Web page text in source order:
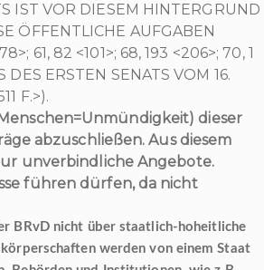
IST VOR DIESEM HINTERGRUND
ÖFFENTLICHE AUFGABEN
61, 82 <101>; 68, 193 <206>; 70, 1
DES ERSTEN SENATS VOM 16.
F.>).
dieser
abzuschließen. Aus diesem
unverbindliche Angebote.
führen dürfen, da nicht
BRvD nicht über staatlich-hoheitliche
werden von einem Staat